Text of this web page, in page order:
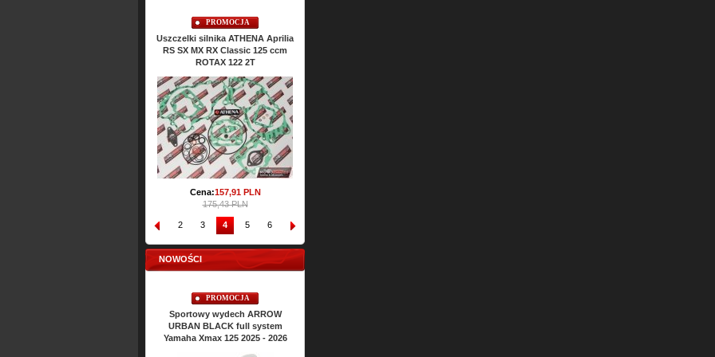
PROMOCJA
Uszczelki silnika ATHENA Aprilia
RS SX MX RX Classic 125 ccm
ROTAX 122 2T
Cena:157,91PLN
175,43 PLN
1 2 3 4 5 6 7
NOWOŚCI
PROMOCJA
Sportowy wydech ARROW
URBAN BLACK full system
Yamaha Xmax 125 2025 - 2026